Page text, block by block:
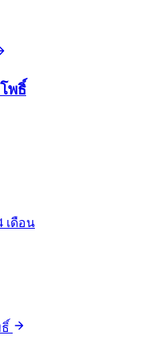
พธิ์
เดือน